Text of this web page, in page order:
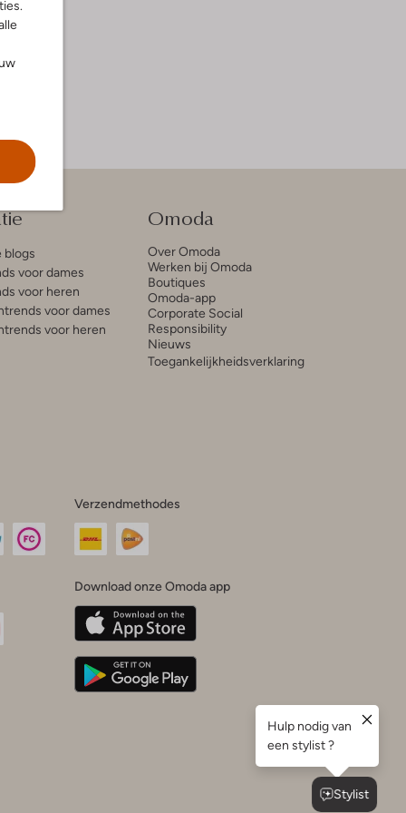
blogs
voor dames
voor heren
voor dames
voor heren
Omoda
Over Omoda
Werken bij Omoda
Boutiques
Omoda-app
Corporate Social
Responsibility
Nieuws
Toegankelijkheidsverklaring
Verzendmethodes
Download onze Omoda app